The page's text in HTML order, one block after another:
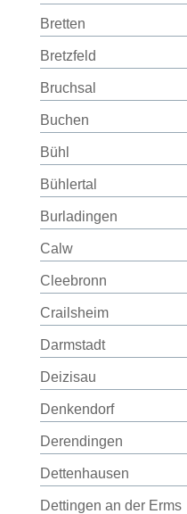
Bretten
Bretzfeld
Bruchsal
Buchen
Bühl
Bühlertal
Burladingen
Calw
Cleebronn
Crailsheim
Darmstadt
Deizisau
Denkendorf
Derendingen
Dettenhausen
Dettingen an der Erms